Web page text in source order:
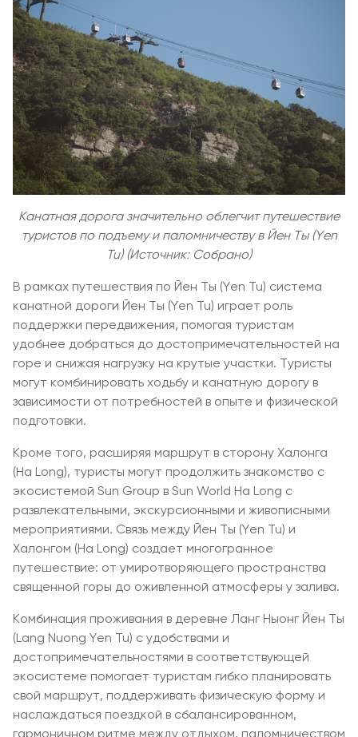
Канатная дорога значительно облегчит путешествие
туристов по подъему и паломничеству в Йен Ты (Yen
Tu) (Источник: Собрано)
В рамках путешествия по Йен Ты (Yen Tu) система
канатной дороги Йен Ты (Yen Tu) играет роль
поддержки передвижения, помогая туристам
удобнее добраться до достопримечательностей на
горе и снижая нагрузку на крутые участки. Туристы
могут комбинировать ходьбу и канатную дорогу в
зависимости от потребностей в опыте и физической
подготовки.
Кроме того, расширяя маршрут в сторону Халонга
(Ha Long), туристы могут продолжить знакомство с
экосистемой Sun Group в Sun World Ha Long с
развлекательными, экскурсионными и живописными
мероприятиями. Связь между Йен Ты (Yen Tu) и
Халонгом (Ha Long) создает многогранное
путешествие: от умиротворяющего пространства
священной горы до оживленной атмосферы у залива.
Комбинация проживания в деревне Ланг Ныонг Йен Ты
(Lang Nuong Yen Tu) с удобствами и
достопримечательностями в соответствующей
экосистеме помогает туристам гибко планировать
свой маршрут, поддерживать физическую форму и
наслаждаться поездкой в сбалансированном,
гармоничном ритме между отдыхом, паломничеством